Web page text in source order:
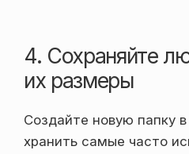
4. Сохраняйте
их размеры
Создайте новую папку в
хранить самые часто